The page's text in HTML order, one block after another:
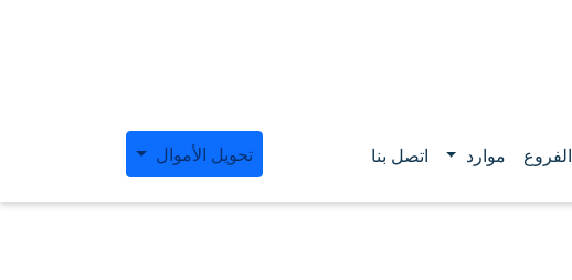
الفروع موارد اتصل بنا تحويل الأموال